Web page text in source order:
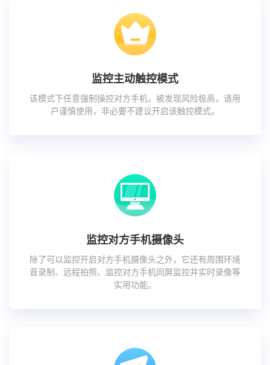
监控主动触控模式
该模式下任意强制操控对方手机，被发现风险极高，请用
户谨慎使用，非必要不建议开启该触控模式。
监控对方手机摄像头
除了可以监控开启对方手机摄像头之外，它还有周围环境
音录制、远程拍照、监控对方手机同屏监控并实时录像等
实用功能。